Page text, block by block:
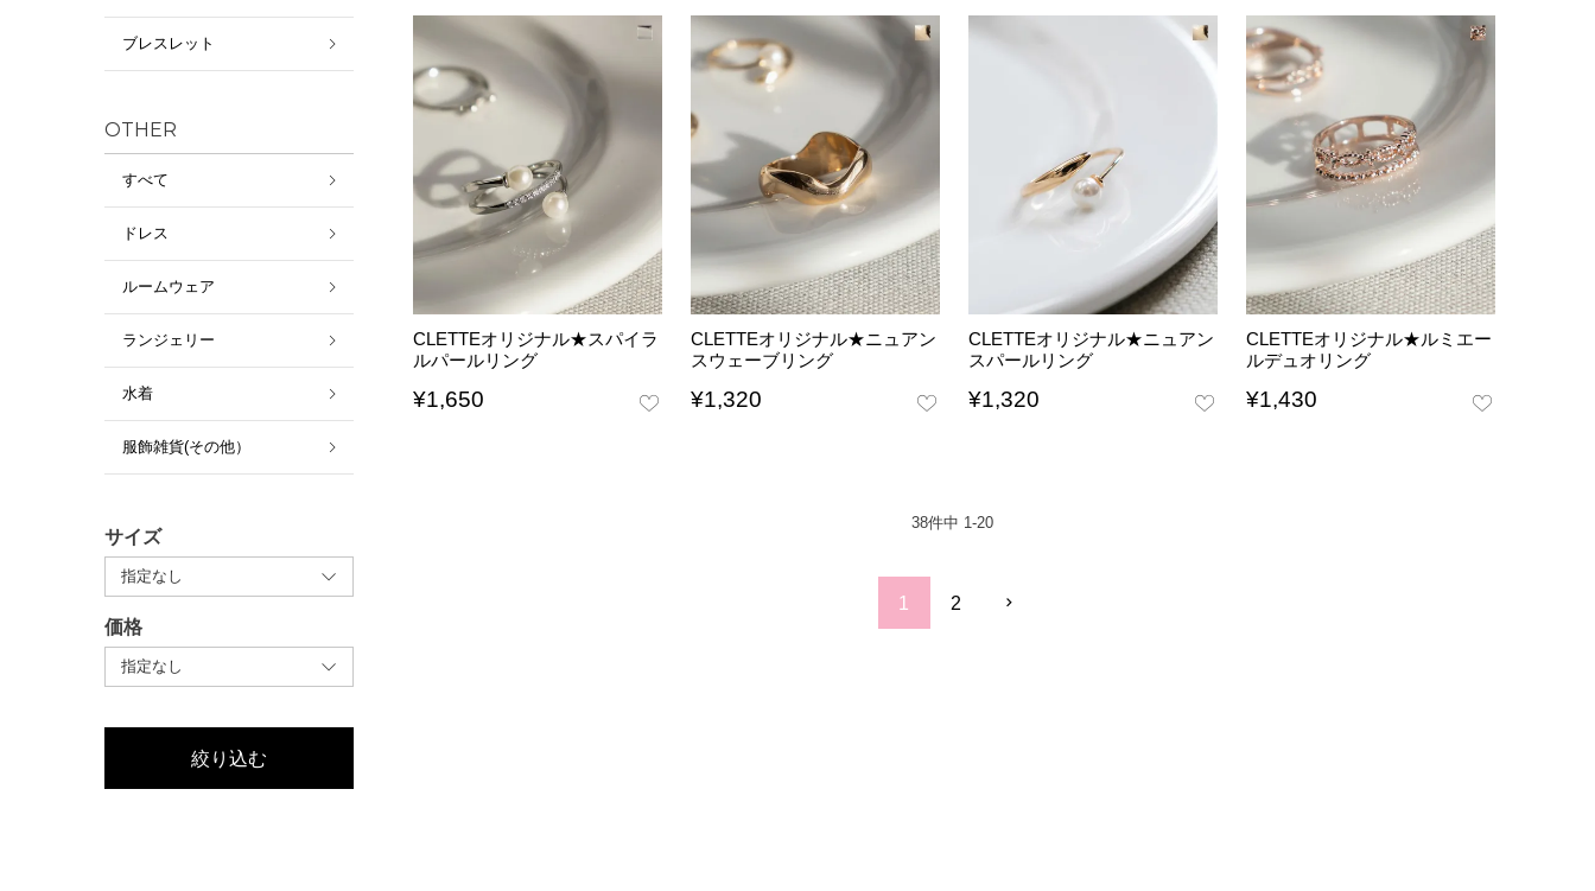
ブレスレット
OTHER
すべて
ドレス
ルームウェア
ランジェリー
水着
服飾雑貨(その他）
サイズ
価格
絞り込む
CLETTEオリジナル★スパイラ
ルパールリング
¥1,650
CLETTEオリジナル★ニュアン
スウェーブリング
¥1,320
CLETTEオリジナル★ニュアン
スパールリング
¥1,320
CLETTEオリジナル★ルミエー
ルデュオリング
¥1,430
38件中 1-20
1 2